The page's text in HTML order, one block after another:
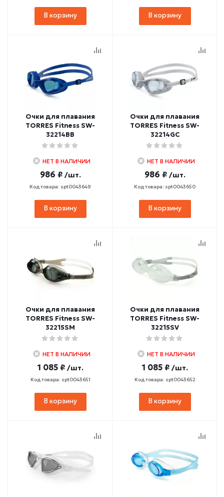
В корзину В корзину
Очки для плавания
TORRES Fitness SW-
32214BB
НЕТ В НАЛИЧИИ
986 ₽ /шт.
Код товара: spt0043649
В корзину
Очки для плавания
TORRES Fitness SW-
32214GC
НЕТ В НАЛИЧИИ
986 ₽ /шт.
Код товара: spt0043650
В корзину
Очки для плавания
TORRES Fitness SW-
32215SM
НЕТ В НАЛИЧИИ
1 085 ₽ /шт.
Код товара: spt0043651
В корзину
Очки для плавания
TORRES Fitness SW-
32215SV
НЕТ В НАЛИЧИИ
1 085 ₽ /шт.
Код товара: spt0043652
В корзину